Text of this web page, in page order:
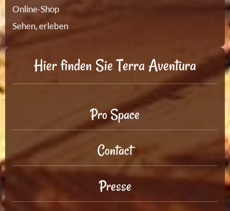
Online-Shop
Sehen, erleben
Hier finden Sie Terra Aventura
Pro Space
Contact
Presse